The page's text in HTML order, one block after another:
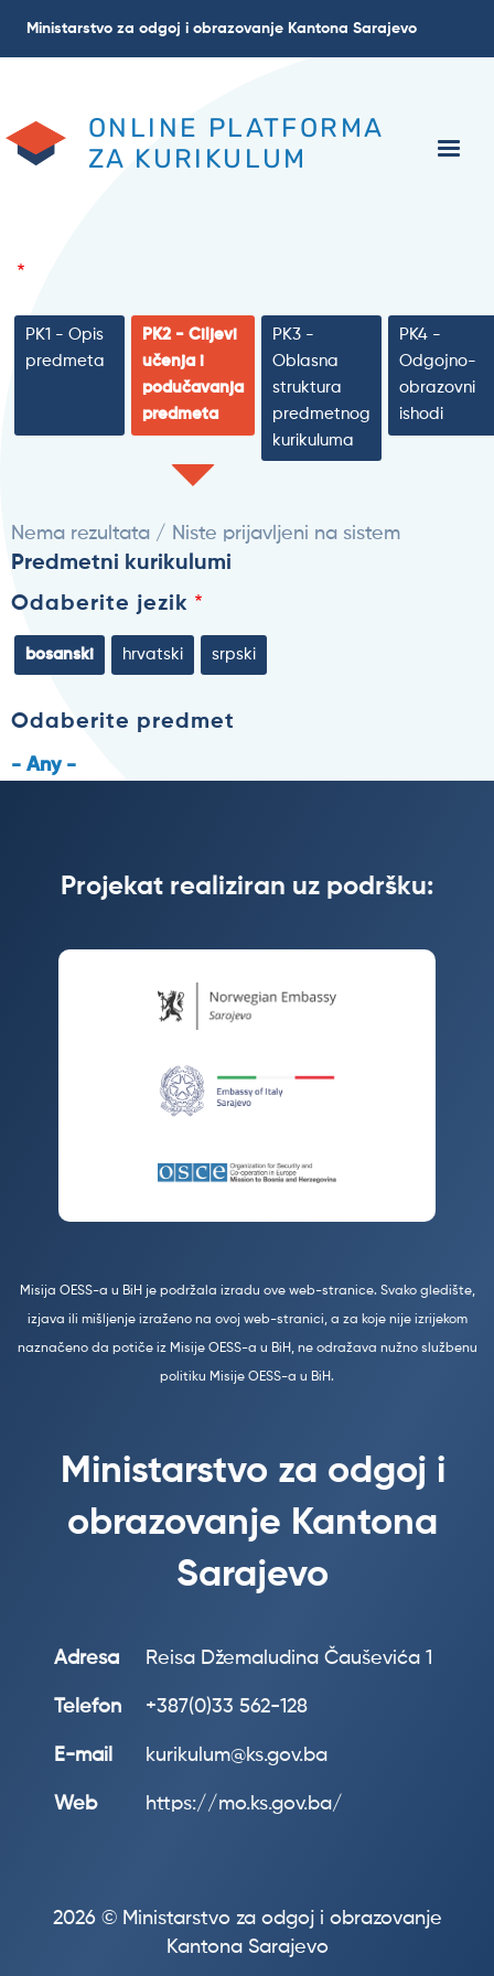
Ministarstvo za odgoj i obrazovanje Kantona Sarajevo
ONLINE PLATFORMA
ZA KURIKULUM
PK1 - Opis
predmeta
PK2 - Ciljevi
učenja i
podučavanja
predmeta
PK3 -
Oblasna
struktura
predmetnog
kurikuluma
PK4 -
Odgojno-
obrazovni
ishodi
Nema rezultata / Niste prijavljeni na sistem
Predmetni kurikulumi
Odaberite jezik
bosanski hrvatski srpski
Odaberite predmet
- Any -
Projekat realiziran uz podršku:
Misija OESS-a u BiH je podržala izradu ove web-stranice. Svako gledište,
izjava ili mišljenje izraženo na ovoj web-stranici, a za koje nije izrijekom
naznačeno da potiče iz Misije OESS-a u BiH, ne odražava nužno službenu
politiku Misije OESS-a u BiH.
Ministarstvo za odgoj i
obrazovanje Kantona
Sarajevo
Adresa Reisa Džemaludina Čauševića 1
Telefon +387(0)33 562-128
E-mail kurikulum@ks.gov.ba
Web https://mo.ks.gov.ba/
2026 © Ministarstvo za odgoj i obrazovanje
Kantona Sarajevo